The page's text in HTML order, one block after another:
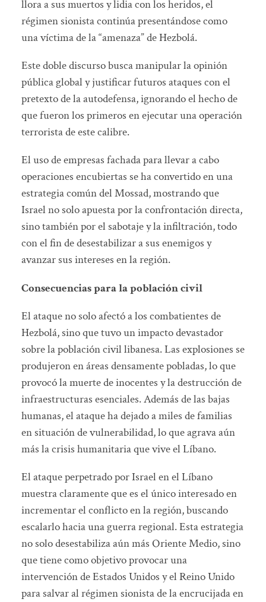
llora a sus muertos y lidia con los heridos, el
régimen sionista continúa presentándose como
una víctima de la “amenaza” de Hezbolá.
Este doble discurso busca manipular la opinión
pública global y justificar futuros ataques con el
pretexto de la autodefensa, ignorando el hecho de
que fueron los primeros en ejecutar una operación
terrorista de este calibre.
El uso de empresas fachada para llevar a cabo
operaciones encubiertas se ha convertido en una
estrategia común del Mossad, mostrando que
Israel no solo apuesta por la confrontación directa,
sino también por el sabotaje y la infiltración, todo
con el fin de desestabilizar a sus enemigos y
avanzar sus intereses en la región.
Consecuencias para la población civil
El ataque no solo afectó a los combatientes de
Hezbolá, sino que tuvo un impacto devastador
sobre la población civil libanesa. Las explosiones se
produjeron en áreas densamente pobladas, lo que
provocó la muerte de inocentes y la destrucción de
infraestructuras esenciales. Además de las bajas
humanas, el ataque ha dejado a miles de familias
en situación de vulnerabilidad, lo que agrava aún
más la crisis humanitaria que vive el Líbano.
El ataque perpetrado por Israel en el Líbano
muestra claramente que es el único interesado en
incrementar el conflicto en la región, buscando
escalarlo hacia una guerra regional. Esta estrategia
no solo desestabiliza aún más Oriente Medio, sino
que tiene como objetivo provocar una
intervención de Estados Unidos y el Reino Unido
para salvar al régimen sionista de la encrucijada en